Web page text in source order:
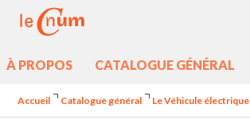
À PROPOS CATALOGUE GÉNÉRAL
Accueil Catalogue général Le Véhicule électrique